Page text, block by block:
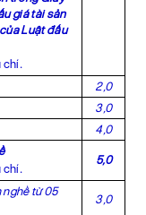
giá tài sản
Luật đấu
chí.
2,0
3,0
4,0
chí.
5,0
nghề từ 05
3,0